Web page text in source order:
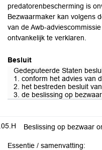
predatorenbescherming is
Bezwaarmaker kan volgens
van de Awb-
ontvankelijk te verklaren.
Besluit
Gedeputeerde Staten
1. conform het advies van
2. het bestreden besluit
3. de beslissing op
Beslissing op bezwaar
Essentie / samenvatting: